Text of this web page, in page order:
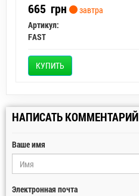
665 грн
завтра
Артикул:
FAST
КУПИТЬ
НАПИСАТЬ КОММЕНТАРИЙ
Ваше имя
Электронная почта